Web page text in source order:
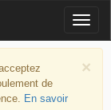
×
de
En savoir